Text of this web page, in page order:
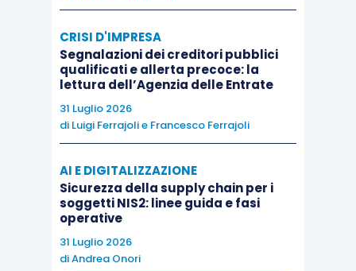
CRISI D'IMPRESA
Segnalazioni dei creditori pubblici
qualificati e allerta precoce: la
lettura dell’Agenzia delle Entrate
31 Luglio 2026
di Luigi Ferrajolie Francesco Ferrajoli
AI E DIGITALIZZAZIONE
Sicurezza della supply chain per i
soggetti NIS2: linee guida e fasi
operative
31 Luglio 2026
diAndrea Onori